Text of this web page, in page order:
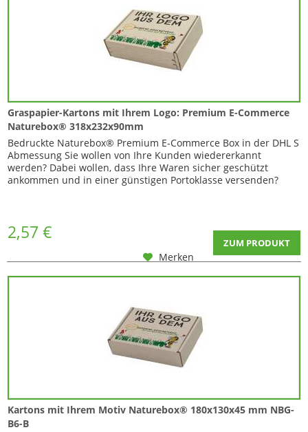
Graspapier-Kartons mit Ihrem Logo: Premium E-Commerce
Naturebox® 318x232x90mm
Bedruckte Naturebox® Premium E-Commerce Box in der DHL S
Abmessung Sie wollen von Ihre Kunden wiedererkannt
werden? Dabei wollen, dass Ihre Waren sicher geschützt
ankommen und in einer günstigen Portoklasse versenden?
2,57 € ZUM PRODUKT
Merken
Kartons mit Ihrem Motiv Naturebox® 180x130x45 mm NBG-
B6-B